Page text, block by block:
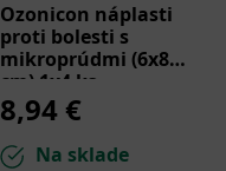
Ozonicon náplasti
proti bolesti s
mikroprúdmi (6x8
cm) 1x4 ks
8,94 €
Na sklade